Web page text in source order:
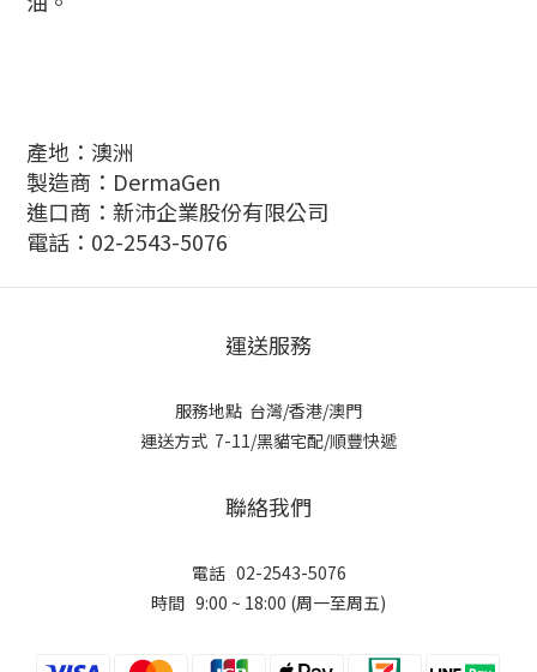
產地：澳洲
製造商：DermaGen
進口商：新沛企業股份有限公司
電話：02-2543-5076
運送服務
服務地點 台灣/香港/澳門
運送方式 7-11/黑貓宅配/順豐快遞
聯絡我們
電話 02-2543-5076
時間 9:00 ~ 18:00 (周一至周五)